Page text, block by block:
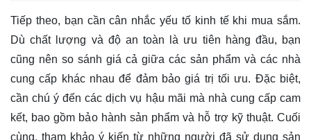
Tiếp theo, bạn cần cân nhắc yếu tố kinh tế khi mua sắm.
Dù chất lượng và độ an toàn là ưu tiên hàng đầu, bạn
cũng nên so sánh giá cả giữa các sản phẩm và các nhà
cung cấp khác nhau để đảm bảo giá trị tối ưu. Đặc biệt,
cần chú ý đến các dịch vụ hậu mãi mà nhà cung cấp cam
kết, bao gồm bảo hành sản phẩm và hỗ trợ kỹ thuật. Cuối
cùng, tham khảo ý kiến từ những người đã sử dụng sản